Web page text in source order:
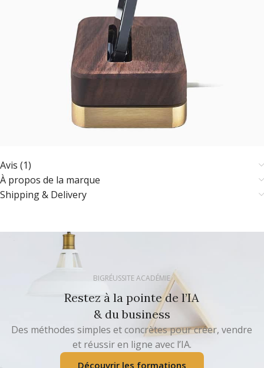
Avis (1)
À propos de la marque
Shipping & Delivery
BIGRÉUSSITE ACADÉMIE
Restez à la pointe de l’IA
& du business
Des méthodes simples et concrètes pour créer, vendre
et réussir en ligne avec l’IA.
Découvrir les formations